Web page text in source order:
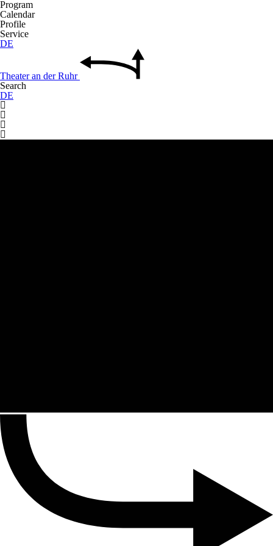
Program
Calendar
Profile
Service
DE
Theateran derRuhr
Search
DE



